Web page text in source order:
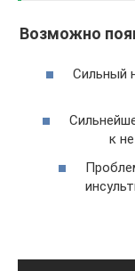
Возможно
Сильный
к